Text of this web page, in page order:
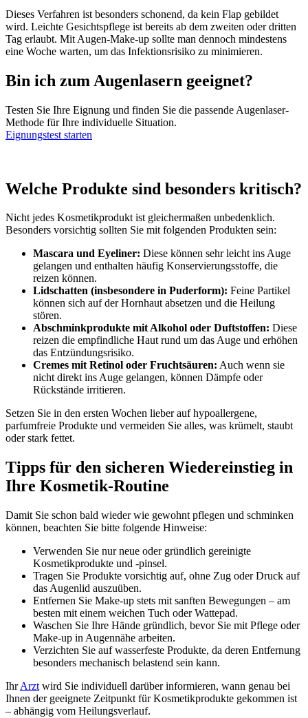
Dieses Verfahren ist besonders schonend, da kein Flap gebildet
wird. Leichte Gesichtspflege ist bereits ab dem zweiten oder dritten
Tag erlaubt. Mit Augen-Make-up sollte man dennoch mindestens
eine Woche warten, um das Infektionsrisiko zu minimieren.
Bin ich zum Augenlasern geeignet?
Testen Sie Ihre Eignung und finden Sie die passende Augenlaser-
Methode für Ihre individuelle Situation.
Eignungstest starten
Welche Produkte sind besonders kritisch?
Nicht jedes Kosmetikprodukt ist gleichermaßen unbedenklich.
Besonders vorsichtig sollten Sie mit folgenden Produkten sein:
Mascara und Eyeliner: Diese können sehr leicht ins Auge
gelangen und enthalten häufig Konservierungsstoffe, die
reizen können.
Lidschatten (insbesondere in Puderform): Feine Partikel
können sich auf der Hornhaut absetzen und die Heilung
stören.
Abschminkprodukte mit Alkohol oder Duftstoffen: Diese
reizen die empfindliche Haut rund um das Auge und erhöhen
das Entzündungsrisiko.
Cremes mit Retinol oder Fruchtsäuren: Auch wenn sie
nicht direkt ins Auge gelangen, können Dämpfe oder
Rückstände irritieren.
Setzen Sie in den ersten Wochen lieber auf hypoallergene,
parfumfreie Produkte und vermeiden Sie alles, was krümelt, staubt
oder stark fettet.
Tipps für den sicheren Wiedereinstieg in
Ihre Kosmetik-Routine
Damit Sie schon bald wieder wie gewohnt pflegen und schminken
können, beachten Sie bitte folgende Hinweise:
Verwenden Sie nur neue oder gründlich gereinigte
Kosmetikprodukte und -pinsel.
Tragen Sie Produkte vorsichtig auf, ohne Zug oder Druck auf
das Augenlid auszuüben.
Entfernen Sie Make-up stets mit sanften Bewegungen – am
besten mit einem weichen Tuch oder Wattepad.
Waschen Sie Ihre Hände gründlich, bevor Sie mit Pflege oder
Make-up in Augennähe arbeiten.
Verzichten Sie auf wasserfeste Produkte, da deren Entfernung
besonders mechanisch belastend sein kann.
IhrArzt wird Sie individuell darüber informieren, wann genau bei
Ihnen der geeignete Zeitpunkt für Kosmetikprodukte gekommen ist
– abhängig vom Heilungsverlauf.